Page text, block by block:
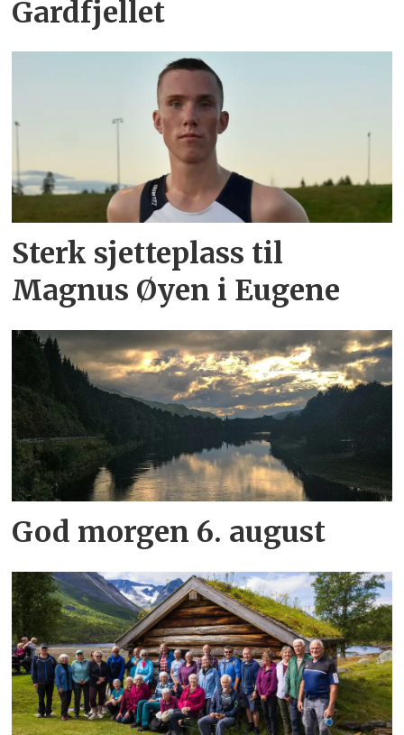
Gardfjellet
Sterk sjetteplass til
Magnus Øyen i Eugene
God morgen 6. august